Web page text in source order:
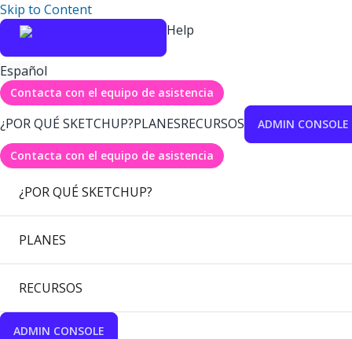
Skip to Content
Help
Español
Contacta con el equipo de asistencia
¿POR QUÉ SKETCHUP?PLANESRECURSOS ADMIN CONSOLE
Contacta con el equipo de asistencia
¿POR QUÉ SKETCHUP?
PLANES
RECURSOS
ADMIN CONSOLE